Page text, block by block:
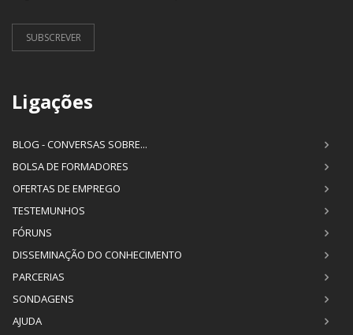
SUBSCREVER
Ligações
BLOG - CONVERSAS SOBRE...
BOLSA DE FORMADORES
OFERTAS DE EMPREGO
TESTEMUNHOS
FÓRUNS
DISSEMINAÇÃO DO CONHECIMENTO
PARCERIAS
SONDAGENS
AJUDA